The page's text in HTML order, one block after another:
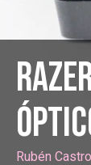
Rubén Castro